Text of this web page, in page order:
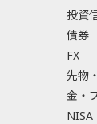
投資
債券
FX
先物
金・
NISA